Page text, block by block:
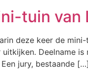
tuin van
deze keer de
Deelname
jury, bestaande […]